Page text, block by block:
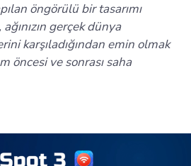
öngörülü bir tasarımı
gerçek dünya
karşıladığından emin olmak
öncesi ve sonrası saha